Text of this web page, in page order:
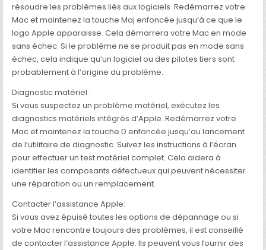
résoudre les problèmes liés aux logiciels. Redémarrez votre
Mac et maintenez la touche Maj enfoncée jusqu’à ce que le
logo Apple apparaisse. Cela démarrera votre Mac en mode
sans échec. Si le problème ne se produit pas en mode sans
échec, cela indique qu’un logiciel ou des pilotes tiers sont
probablement à l’origine du problème.
Diagnostic matériel :
Si vous suspectez un problème matériel, exécutez les
diagnostics matériels intégrés d’Apple. Redémarrez votre
Mac et maintenez la touche D enfoncée jusqu’au lancement
de l’utilitaire de diagnostic. Suivez les instructions à l’écran
pour effectuer un test matériel complet. Cela aidera à
identifier les composants défectueux qui peuvent nécessiter
une réparation ou un remplacement.
Contacter l’assistance Apple:
Si vous avez épuisé toutes les options de dépannage ou si
votre Mac rencontre toujours des problèmes, il est conseillé
de contacter l’assistance Apple. Ils peuvent vous fournir des